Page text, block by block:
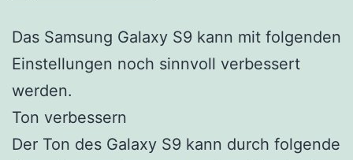
Das Samsung Galaxy S9 kann mit folgenden
Einstellungen noch sinnvoll verbessert
werden.
Ton verbessern
Der Ton des Galaxy S9 kann durch folgende